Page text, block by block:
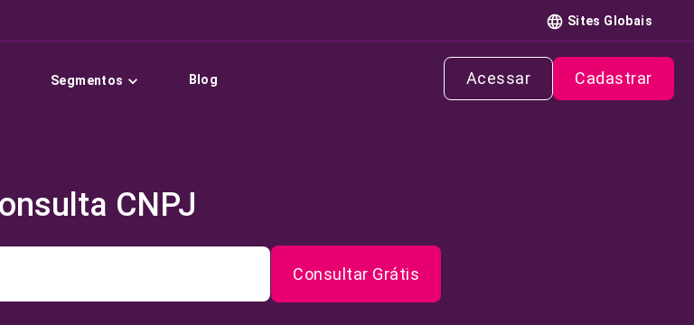
Sites Globais
Segmentos Blog Acessar Cadastrar
CNPJ
Consultar Grátis